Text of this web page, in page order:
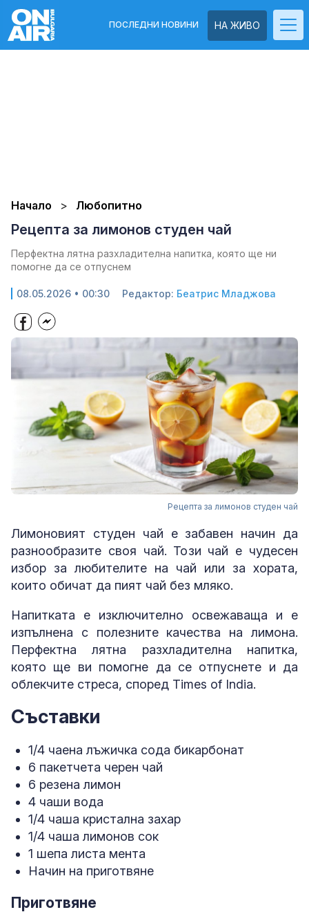
НА ЖИВО
ПОСЛЕДНИ НОВИНИ
Начало Любопитно
Рецепта за лимонов студен чай
Перфектна лятна разхладителна напитка, която ще ни
помогне да се отпуснем
08.05.2026 • 00:30 Редактор: Беатрис Младжова
Рецепта за лимонов студен чай
Лимоновият студен чай е забавен начин да
разнообразите своя чай. Този чай е чудесен
избор за любителите на чай или за хората,
които обичат да пият чай без мляко.
Напитката е изключително освежаваща и е
изпълнена с полезните качества на лимона.
Перфектна лятна разхладителна напитка,
която ще ви помогне да се отпуснете и да
облекчите стреса, според Times of India.
Съставки
1/4 чаена лъжичка сода бикарбонат
6 пакетчета черен чай
6 резена лимон
4 чаши вода
1/4 чаша кристална захар
1/4 чаша лимонов сок
1 шепа листа мента
Начин на приготвяне
Приготвяне